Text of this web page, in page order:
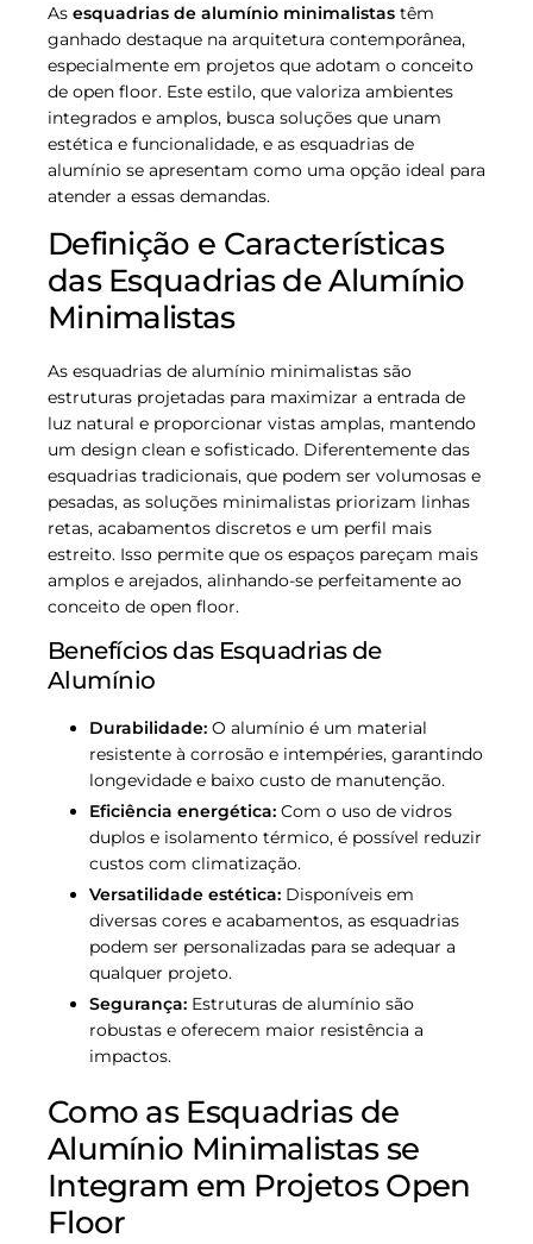
As esquadrias de alumínio minimalistas têm
ganhado destaque na arquitetura contemporânea,
especialmente em projetos que adotam o conceito
de open floor. Este estilo, que valoriza ambientes
integrados e amplos, busca soluções que unam
estética e funcionalidade, e as esquadrias de
alumínio se apresentam como uma opção ideal para
atender a essas demandas.
Definição e Características
das Esquadrias de Alumínio
Minimalistas
As esquadrias de alumínio minimalistas são
estruturas projetadas para maximizar a entrada de
luz natural e proporcionar vistas amplas, mantendo
um design clean e sofisticado. Diferentemente das
esquadrias tradicionais, que podem ser volumosas e
pesadas, as soluções minimalistas priorizam linhas
retas, acabamentos discretos e um perfil mais
estreito. Isso permite que os espaços pareçam mais
amplos e arejados, alinhando-se perfeitamente ao
conceito de open floor.
Benefícios das Esquadrias de
Alumínio
Durabilidade: O alumínio é um material
resistente à corrosão e intempéries, garantindo
longevidade e baixo custo de manutenção.
Eficiência energética: Com o uso de vidros
duplos e isolamento térmico, é possível reduzir
custos com climatização.
Versatilidade estética: Disponíveis em
diversas cores e acabamentos, as esquadrias
podem ser personalizadas para se adequar a
qualquer projeto.
Segurança: Estruturas de alumínio são
robustas e oferecem maior resistência a
impactos.
Como as Esquadrias de
Alumínio Minimalistas se
Integram em Projetos Open
Floor